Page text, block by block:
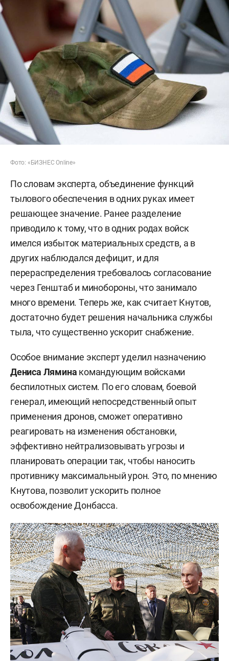
Фото: «БИЗНЕС Online»
По словам эксперта, объединение функций
тылового обеспечения в одних руках имеет
решающее значение. Ранее разделение
приводило к тому, что в одних родах войск
имелся избыток материальных средств, а в
других наблюдался дефицит, и для
перераспределения требовалось согласование
через Генштаб и минобороны, что занимало
много времени. Теперь же, как считает Кнутов,
достаточно будет решения начальника службы
тыла, что существенно ускорит снабжение.
Особое внимание эксперт уделил назначению
Дениса Лямина командующим войсками
беспилотных систем. По его словам, боевой
генерал, имеющий непосредственный опыт
применения дронов, сможет оперативно
реагировать на изменения обстановки,
эффективно нейтрализовывать угрозы и
планировать операции так, чтобы наносить
противнику максимальный урон. Это, по мнению
Кнутова, позволит ускорить полное
освобождение Донбасса.